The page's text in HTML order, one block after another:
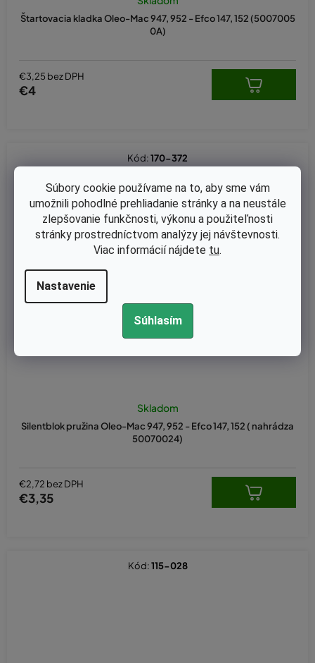
Súbory cookie používame na to, aby sme vám
umožnili pohodlné prehliadanie stránky a na neustále
zlepšovanie funkčnosti, výkonu a použiteľnosti
stránky prostredníctvom analýzy jej návštevnosti.
Viac informácií nájdete tu.
Nastavenie
Súhlasím
Štartovacia kladka Oleo-Mac 947, 952 - Efco 147, 152 (5007005
0A)
€3,25 bez DPH
€4
Silentblok pružina Oleo-Mac 947, 952 - Efco 147, 152 ( nahrádza
50070024)
Skladom
€2,72 bez DPH
€3,35
Kód:170-372
Kód:115-028